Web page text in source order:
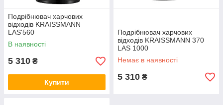
Подрібнювач харчових
відходів KRAISSMANN
LAS'560
В наявності
5 310 ₴
Купити
Подрібнювач харчових
відходів KRAISSMANN 370
LAS 1000
Немає в наявності
5 310 ₴